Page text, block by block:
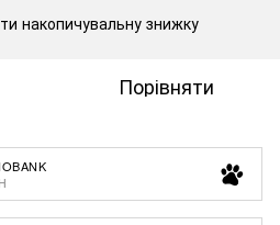
накопичувальну знижку
Порівняти